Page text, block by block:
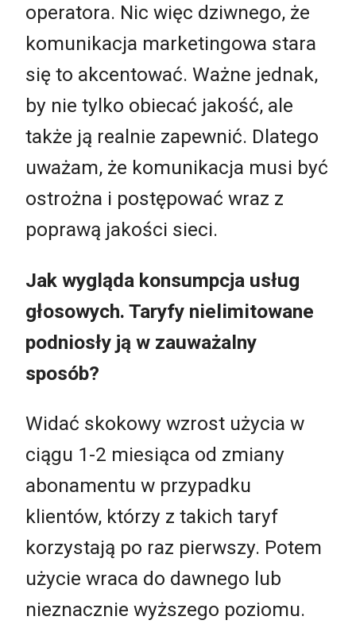
operatora. Nic więc dziwnego, że
komunikacja marketingowa stara
się to akcentować. Ważne jednak,
by nie tylko obiecać jakość, ale
także ją realnie zapewnić. Dlatego
uważam, że komunikacja musi być
ostrożna i postępować wraz z
poprawą jakości sieci.
Jak wygląda konsumpcja usług
głosowych. Taryfy nielimitowane
podniosły ją w zauważalny
sposób?
Widać skokowy wzrost użycia w
ciągu 1-2 miesiąca od zmiany
abonamentu w przypadku
klientów, którzy z takich taryf
korzystają po raz pierwszy. Potem
użycie wraca do dawnego lub
nieznacznie wyższego poziomu.